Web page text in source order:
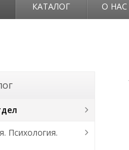
КАТАЛОГ О НАС
Психология.